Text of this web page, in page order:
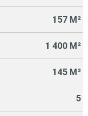
157 M²
1 400 M²
145 M²
5